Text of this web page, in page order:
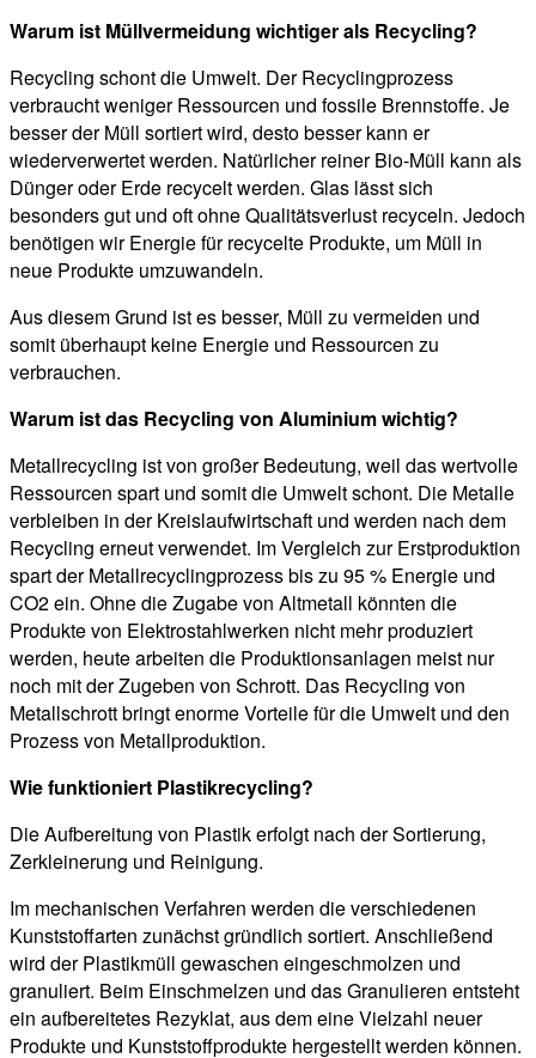
Warum ist Müllvermeidung wichtiger als Recycling?
Recycling schont die Umwelt. Der Recyclingprozess
verbraucht weniger Ressourcen und fossile Brennstoffe. Je
besser der Müll sortiert wird, desto besser kann er
wiederverwertet werden. Natürlicher reiner Bio-Müll kann als
Dünger oder Erde recycelt werden. Glas lässt sich
besonders gut und oft ohne Qualitätsverlust recyceln. Jedoch
benötigen wir Energie für recycelte Produkte, um Müll in
neue Produkte umzuwandeln.
Aus diesem Grund ist es besser, Müll zu vermeiden und
somit überhaupt keine Energie und Ressourcen zu
verbrauchen.
Warum ist das Recycling von Aluminium wichtig?
Metallrecycling ist von großer Bedeutung, weil das wertvolle
Ressourcen spart und somit die Umwelt schont. Die Metalle
verbleiben in der Kreislaufwirtschaft und werden nach dem
Recycling erneut verwendet. Im Vergleich zur Erstproduktion
spart der Metallrecyclingprozess bis zu 95 % Energie und
CO2 ein. Ohne die Zugabe von Altmetall könnten die
Produkte von Elektrostahlwerken nicht mehr produziert
werden, heute arbeiten die Produktionsanlagen meist nur
noch mit der Zugeben von Schrott. Das Recycling von
Metallschrott bringt enorme Vorteile für die Umwelt und den
Prozess von Metallproduktion.
Wie funktioniert Plastikrecycling?
Die Aufbereitung von Plastik erfolgt nach der Sortierung,
Zerkleinerung und Reinigung.
Im mechanischen Verfahren werden die verschiedenen
Kunststoffarten zunächst gründlich sortiert. Anschließend
wird der Plastikmüll gewaschen eingeschmolzen und
granuliert. Beim Einschmelzen und das Granulieren entsteht
ein aufbereitetes Rezyklat, aus dem eine Vielzahl neuer
Produkte und Kunststoffprodukte hergestellt werden können.